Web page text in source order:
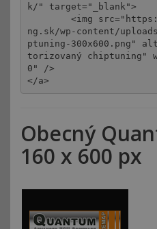
k/" target="_blank">
	<img src="https://www.quantumchiptuni
ng.sk/wp-content/
ptuning-300x600.png"
torizovaný chiptuning"
0" />
</a>
Obecný
160 x 600 px